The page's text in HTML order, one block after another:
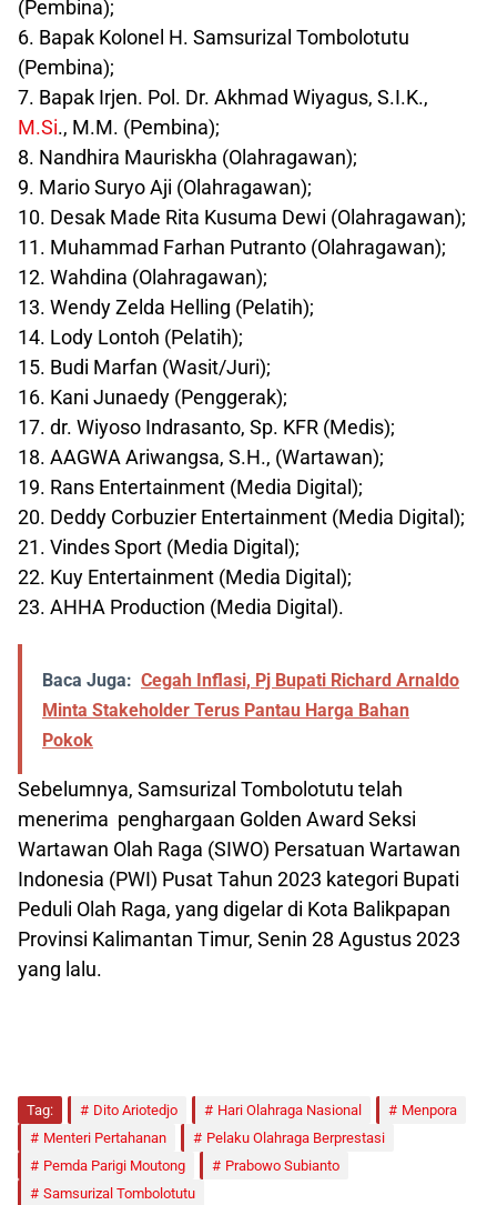
(Pembina);
6. Bapak Kolonel H. Samsurizal Tombolotutu
(Pembina);
7. Bapak Irjen. Pol. Dr. Akhmad Wiyagus, S.I.K.,
M.Si., M.M. (Pembina);
8. Nandhira Mauriskha (Olahragawan);
9. Mario Suryo Aji (Olahragawan);
10. Desak Made Rita Kusuma Dewi (Olahragawan);
11. Muhammad Farhan Putranto (Olahragawan);
12. Wahdina (Olahragawan);
13. Wendy Zelda Helling (Pelatih);
14. Lody Lontoh (Pelatih);
15. Budi Marfan (Wasit/Juri);
16. Kani Junaedy (Penggerak);
17. dr. Wiyoso Indrasanto, Sp. KFR (Medis);
18. AAGWA Ariwangsa, S.H., (Wartawan);
19. Rans Entertainment (Media Digital);
20. Deddy Corbuzier Entertainment (Media Digital);
21. Vindes Sport (Media Digital);
22. Kuy Entertainment (Media Digital);
23. AHHA Production (Media Digital).
Baca Juga: Cegah Inflasi, Pj Bupati Richard Arnaldo
Minta Stakeholder Terus Pantau Harga Bahan
Pokok
Sebelumnya, Samsurizal Tombolotutu telah
menerima penghargaan Golden Award Seksi
Wartawan Olah Raga (SIWO) Persatuan Wartawan
Indonesia (PWI) Pusat Tahun 2023 kategori Bupati
Peduli Olah Raga, yang digelar di Kota Balikpapan
Provinsi Kalimantan Timur, Senin 28 Agustus 2023
yang lalu.
Tag: Dito Ariotedjo Hari Olahraga Nasional
Menpora
Menteri Pertahanan
Pelaku Olahraga Berprestasi
Pemda Parigi Moutong
Prabowo Subianto
Samsurizal Tombolotutu